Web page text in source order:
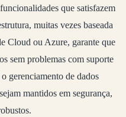
que satisfazem
muitas vezes baseada
Cloud ou Azure, garante que
sem problemas com suporte
gerenciamento de dados
mantidos em segurança,